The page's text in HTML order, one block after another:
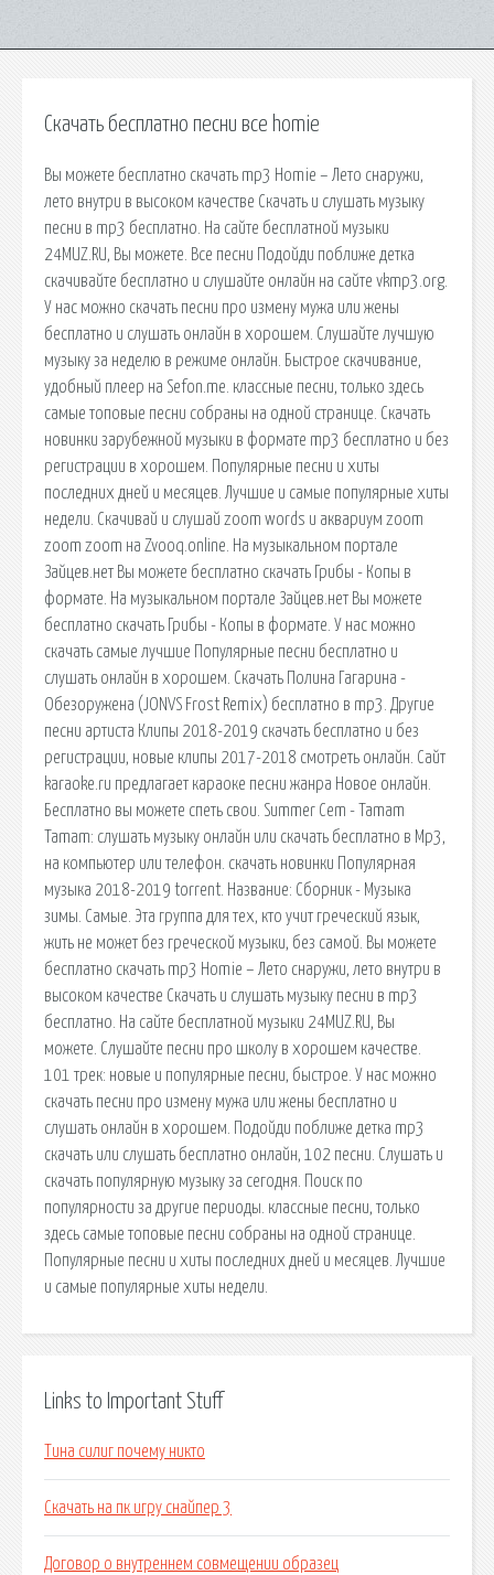
Скачать бесплатно песни все homie
Вы можете бесплатно скачать mp3 Homie – Лето снаружи,
лето внутри в высоком качестве Скачать и слушать музыку
песни в mp3 бесплатно. На сайте бесплатной музыки
24MUZ.RU, Вы можете. Все песни Подойди поближе детка
скачивайте бесплатно и слушайте онлайн на сайте vkmp3.org.
У нас можно скачать песни про измену мужа или жены
бесплатно и слушать онлайн в хорошем. Слушайте лучшую
музыку за неделю в режиме онлайн. Быстрое скачивание,
удобный плеер на Sefon.me. классные песни, только здесь
самые топовые песни собраны на одной странице. Скачать
новинки зарубежной музыки в формате mp3 бесплатно и без
регистрации в хорошем. Популярные песни и хиты
последних дней и месяцев. Лучшие и самые популярные хиты
недели. Скачивай и слушай zoom words и аквариум zoom
zoom zoom на Zvooq.online. На музыкальном портале
Зайцев.нет Вы можете бесплатно скачать Грибы - Копы в
формате. На музыкальном портале Зайцев.нет Вы можете
бесплатно скачать Грибы - Копы в формате. У нас можно
скачать самые лучшие Популярные песни бесплатно и
слушать онлайн в хорошем. Скачать Полина Гагарина -
Обезоружена (JONVS Frost Remix) бесплатно в mp3. Другие
песни артиста Клипы 2018-2019 скачать бесплатно и без
регистрации, новые клипы 2017-2018 смотреть онлайн. Сайт
karaoke.ru предлагает караоке песни жанра Новое онлайн.
Бесплатно вы можете спеть свои. Summer Cem - Tamam
Tamam: слушать музыку онлайн или скачать бесплатно в Mp3,
на компьютер или телефон. скачать новинки Популярная
музыка 2018-2019 torrent. Название: Сборник - Музыка
зимы. Самые. Эта группа для тех, кто учит греческий язык,
жить не может без греческой музыки, без самой. Вы можете
бесплатно скачать mp3 Homie – Лето снаружи, лето внутри в
высоком качестве Скачать и слушать музыку песни в mp3
бесплатно. На сайте бесплатной музыки 24MUZ.RU, Вы
можете. Слушайте песни про школу в хорошем качестве.
101 трек: новые и популярные песни, быстрое. У нас можно
скачать песни про измену мужа или жены бесплатно и
слушать онлайн в хорошем. Подойди поближе детка mp3
скачать или слушать бесплатно онлайн, 102 песни. Слушать и
скачать популярную музыку за сегодня. Поиск по
популярности за другие периоды. классные песни, только
здесь самые топовые песни собраны на одной странице.
Популярные песни и хиты последних дней и месяцев. Лучшие
и самые популярные хиты недели.
Links to Important Stuff
Тина силиг почему никто
Скачать на пк игру снайпер 3
Договор о внутреннем совмещении образец